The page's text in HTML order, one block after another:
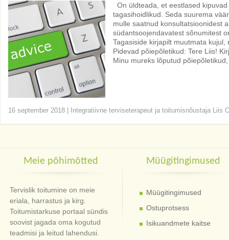
On üldteada, et eestlased
tagasihoidlikud. Seda suurema
mulle saatnud konsultatsioonidest
südantsoojendavatest sõnumitest
Tagasiside kirjapilt muutmata
Pidevad põiepõletikud: Tere Liis!
Minu mureks lõputud
16 september 2018 Integratiivne terviseterapeut ja toitumisnõustaja Liis
Meie põhimõtted
Tervislik toitumine on meie
eriala, harrastus ja kirg.
Toitumistarkuse portaal sündis
soovist jagada oma kogutud
teadmisi ja leitud lahendusi.
Müügitingimused
Müügitingimused
Ostuprotsess
Isikuandmete kaitse